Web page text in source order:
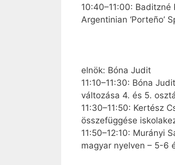
10:40–11:00:
Argentinian ‘Porteño’
elnök: Bóna Judit
11:10–11:30: Bóna
változása 4. és 5.
11:30–11:50: Kertész
összefüggése
11:50–12:10: Murányi
magyar nyelven – 5-6